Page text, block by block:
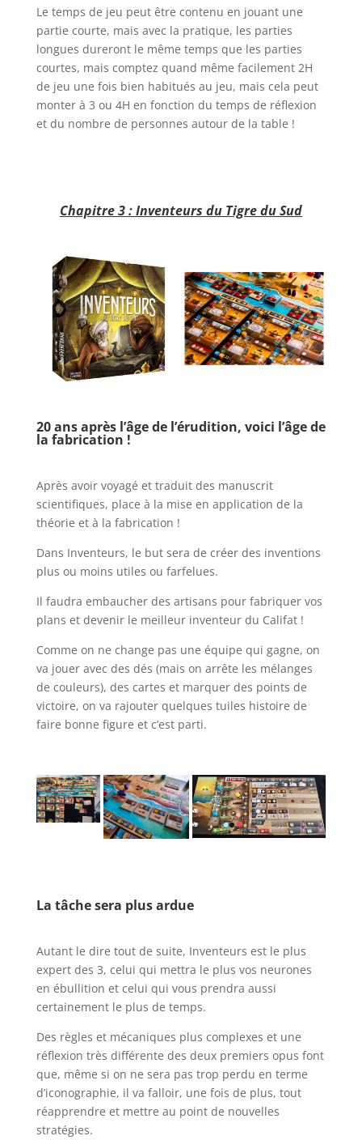
Le temps de jeu peut être contenu en jouant une
partie courte, mais avec la pratique, les parties
longues dureront le même temps que les parties
courtes, mais comptez quand même facilement 2H
de jeu une fois bien habitués au jeu, mais cela peut
monter à 3 ou 4H en fonction du temps de réflexion
et du nombre de personnes autour de la table !
Chapitre 3 : Inventeurs du Tigre du Sud
20 ans après l’âge de l’érudition, voici l’âge de
la fabrication !
Après avoir voyagé et traduit des manuscrit
scientifiques, place à la mise en application de la
théorie et à la fabrication !
Dans Inventeurs, le but sera de créer des inventions
plus ou moins utiles ou farfelues.
Il faudra embaucher des artisans pour fabriquer vos
plans et devenir le meilleur inventeur du Califat !
Comme on ne change pas une équipe qui gagne, on
va jouer avec des dés (mais on arrête les mélanges
de couleurs), des cartes et marquer des points de
victoire, on va rajouter quelques tuiles histoire de
faire bonne figure et c’est parti.
La tâche sera plus ardue
Autant le dire tout de suite, Inventeurs est le plus
expert des 3, celui qui mettra le plus vos neurones
en ébullition et celui qui vous prendra aussi
certainement le plus de temps.
Des règles et mécaniques plus complexes et une
réflexion très différente des deux premiers opus font
que, même si on ne sera pas trop perdu en terme
d’iconographie, il va falloir, une fois de plus, tout
réapprendre et mettre au point de nouvelles
stratégies.